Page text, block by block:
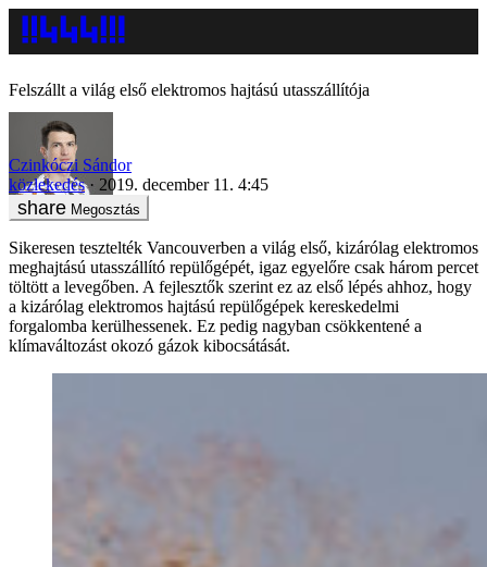
Felszállt a világ első elektromos hajtású utasszállítója
Czinkóczi Sándor
közlekedés
2019. december 11. 4:45
Megosztás
Sikeresen tesztelték Vancouverben a világ első, kizárólag elektromos
meghajtású utasszállító repülőgépét, igaz egyelőre csak három percet
töltött a levegőben. A fejlesztők szerint ez az első lépés ahhoz, hogy
a kizárólag elektromos hajtású repülőgépek kereskedelmi
forgalomba kerülhessenek. Ez pedig nagyban csökkentené a
klímaváltozást okozó gázok kibocsátását.